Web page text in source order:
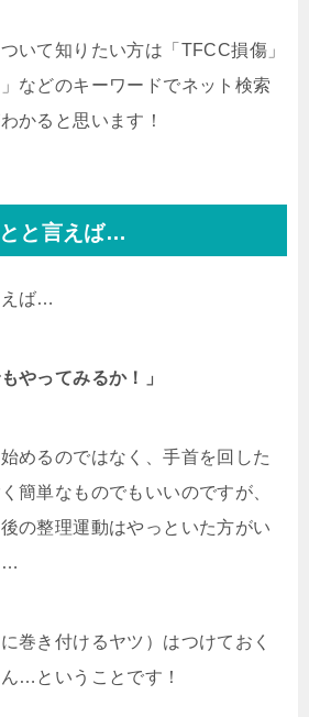
いて知りたい方は「TFCC損傷」
などのキーワードでネット検索
かると思います！
と言えば…
えば…
やってみるか！」
めるのではなく、手首を回した
簡単なものでもいいのですが、
の整理運動はやっといた方がい
…
巻き付けるヤツ）はつけておく
…ということです！